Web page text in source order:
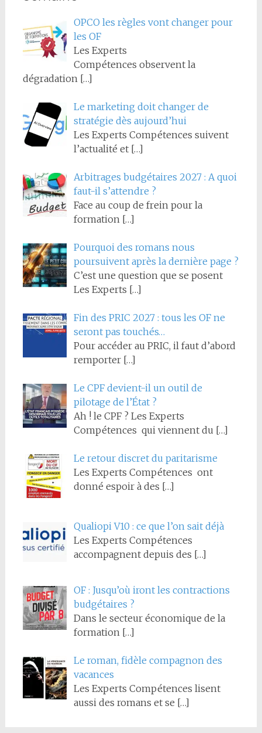
OPCO les règles vont changer pour
les OF
Les Experts
Compétences observent la
dégradation […]
Le marketing doit changer de
stratégie dès aujourd’hui
Les Experts Compétences suivent
l’actualité et […]
Arbitrages budgétaires 2027 : A quoi
faut-il s’attendre ?
Face au coup de frein pour la
formation […]
Pourquoi des romans nous
poursuivent après la dernière page ?
C’est une question que se posent
Les Experts […]
Fin des PRIC 2027 : tous les OF ne
seront pas touchés…
Pour accéder au PRIC, il faut d’abord
remporter […]
Le CPF devient-il un outil de
pilotage de l’État ?
Ah ! le CPF ? Les Experts
Compétences qui viennent du […]
Le retour discret du paritarisme
Les Experts Compétences ont
donné espoir à des […]
Qualiopi V10 : ce que l’on sait déjà
Les Experts Compétences
accompagnent depuis des […]
OF : Jusqu’où iront les contractions
budgétaires ?
Dans le secteur économique de la
formation […]
Le roman, fidèle compagnon des
vacances
Les Experts Compétences lisent
aussi des romans et se […]